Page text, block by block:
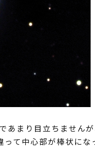
あまり目立ちません
て中心部が棒状に